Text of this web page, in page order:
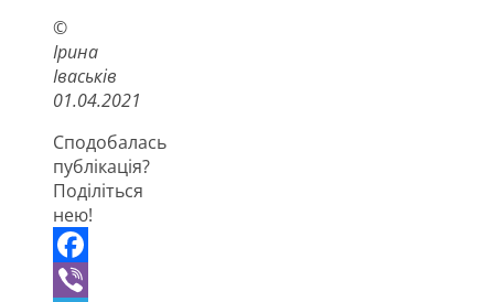
©
Ірина
Іваськів
01.04.2021
Сподобалась
публікація?
Поділіться
нею!
Facebook